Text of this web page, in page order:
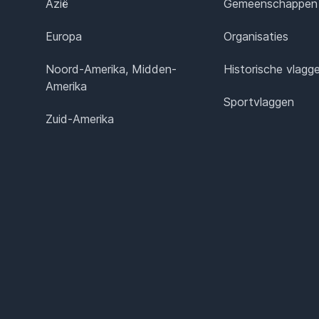
Azië
Europa
Noord-Amerika, Midden-
Amerika
Zuid-Amerika
Gemeenschappen
Organisaties
Historische
Sportvlaggen